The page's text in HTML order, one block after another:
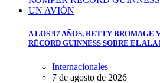
A LOS 97 AÑOS, BETTY BROMAGE
RÉCORD GUINNESS SOBRE EL ALA
Internacionales
7 de agosto de 2026